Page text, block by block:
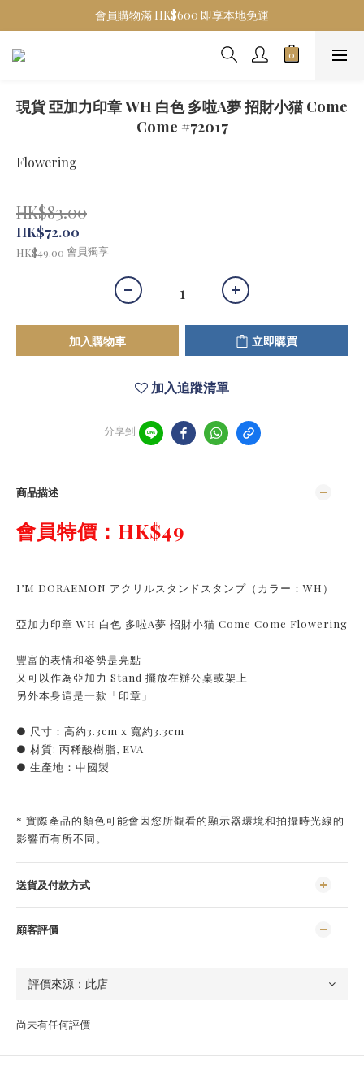
會員購物滿 HK$600 即享本地免運
現貨 亞加力印章 WH 白色 多啦A夢 招財小猫 Come
Come #72017
Flowering
HK$83.00
HK$72.00
HK$49.00 會員獨享
加入購物車 立即購買
加入追蹤清單
分享到
商品描述
會員特價：HK$49
I’M DORAEMON アクリルスタンドスタンプ（カラー：WH）
亞加力印章 WH 白色 多啦A夢 招財小猫 Come Come Flowering
豐富的表情和姿勢是亮點
又可以作為亞加力 Stand 擺放在辦公桌或架上
另外本身這是一款「印章」
● 尺寸：高約3.3cm x 寬約3.3cm
● 材質: 丙稀酸樹脂, EVA
● 生產地：中國製
* 實際產品的顏色可能會因您所觀看的顯示器環境和拍攝時光線的
影響而有所不同。
送貨及付款方式
顧客評價
尚未有任何評價